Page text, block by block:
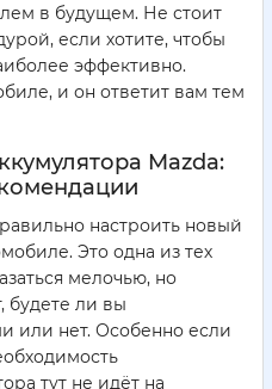
в будущем. Не стоит
если хотите, чтобы
эффективно.
и он ответит вам тем
Mazda:
настроить новый
Это одна из тех
мелочью, но
будете ли вы
или нет. Особенно если
тут не идёт на